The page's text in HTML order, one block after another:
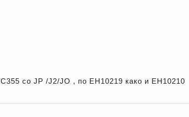
со ЈР /Ј2/ЈО , по ЕН10219 како и ЕН10210